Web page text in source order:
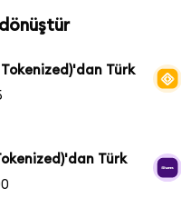
dönüştür
Türk
Türk